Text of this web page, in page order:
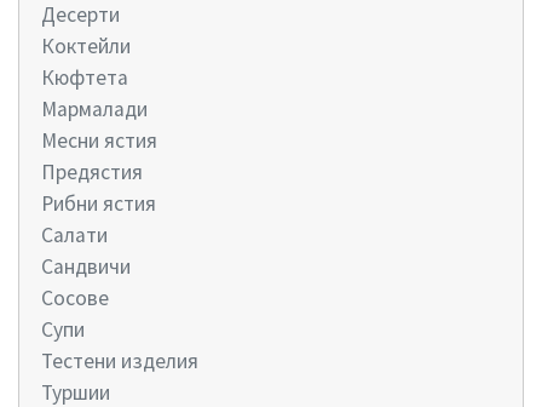
Десерти
Коктейли
Кюфтета
Мармалади
Месни ястия
Предястия
Рибни ястия
Салати
Сандвичи
Сосове
Супи
Тестени изделия
Туршии